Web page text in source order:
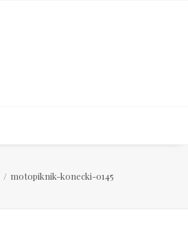
motopiknik-konecki-0145